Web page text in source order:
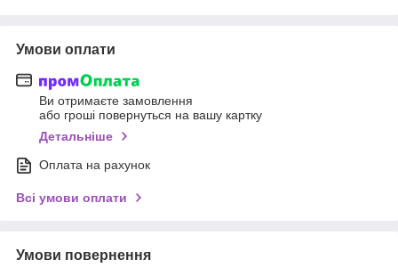
Умови оплати
Ви отримаєте замовлення
або гроші повернуться на вашу картку
Детальніше
Оплата на рахунок
Всі умови оплати
Умови повернення